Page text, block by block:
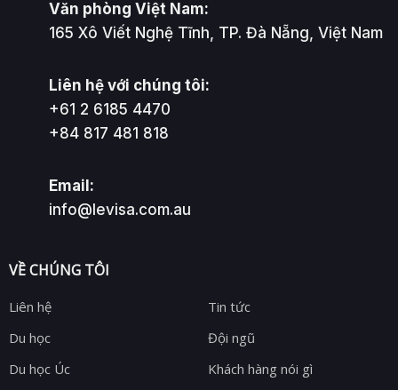
Văn phòng Việt Nam:
165 Xô Viết Nghệ Tĩnh, TP. Đà Nẵng, Việt Nam
Liên hệ với chúng tôi:
+61 2 6185 4470
+84 817 481 818
Email:
info@levisa.com.au
VỀ CHÚNG TÔI
Liên hệ
Du học
Du học Úc
Tin tức
Đội ngũ
Khách hàng nói gì